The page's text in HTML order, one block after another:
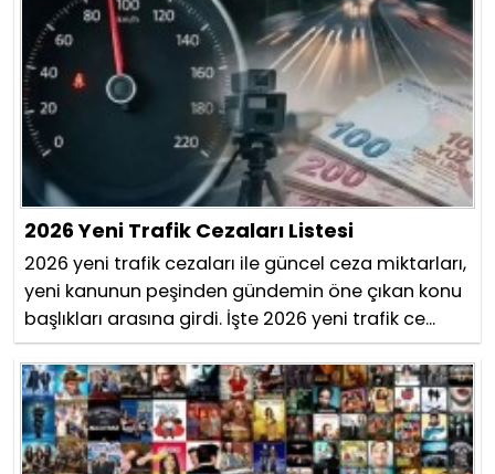
2026 Yeni Trafik Cezaları Listesi
2026 yeni trafik cezaları ile güncel ceza miktarları,
yeni kanunun peşinden gündemin öne çıkan konu
başlıkları arasına girdi. İşte 2026 yeni trafik ce...